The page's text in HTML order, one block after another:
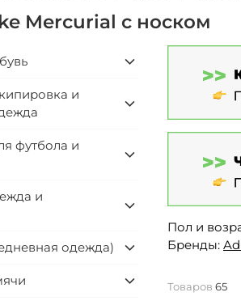
Mercurial с носком
Пол и
Бренды:
Товаров 65
и
футбола и
и
одежда)